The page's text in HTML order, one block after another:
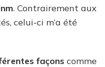
. Contrairement aux
celui-ci m’a été
façons comme